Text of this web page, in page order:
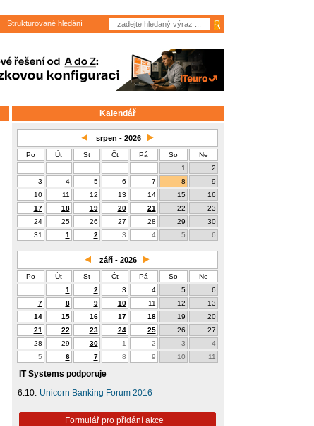
Strukturované hledání
Kalendář
srpen - 2026
Po Út St Čt Pá So
Ne
1
2
3
4 5 6 7 8
9
10
11 12 13 14 15
16
17
18 19 20 21 22
23
24
25 26 27 28 29
30
31
1 2 3 4 5 6
září - 2026
Po Út St Čt Pá So
Ne
1
2 3 4 5
6
7
8 9 10 11 12
13
14
15 16 17 18 19
20
21
22 23 24 25 26
27
28
29 30 1 2 3
4
5
6 7 8 9 10 11
IT Systems podporuje
6.10. Unicorn Banking Forum 2016
Formulář pro přidání akce